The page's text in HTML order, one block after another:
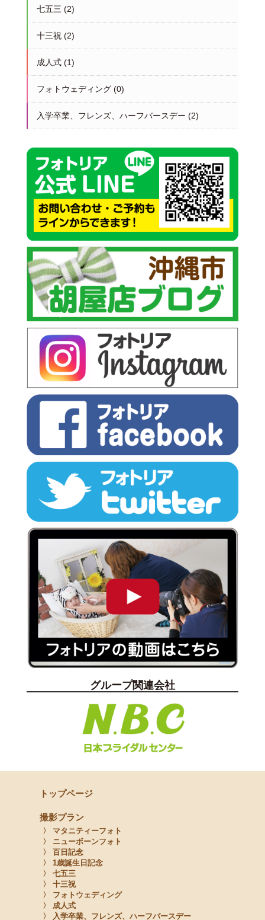
七五三 (2)
十三祝(2)
成人式(1)
フォトウェディング(0)
入学卒業、フレンズ、ハーフバースデー (2)
グループ関連会社
トップページ
撮影プラン
〉 マタニティーフォト
〉 ニューボーンフォト
〉 百日記念
〉 1歳誕生日記念
〉 七五三
〉 十三祝
〉 フォトウェディング
〉 成人式
〉 入学卒業、フレンズ、ハーフバースデー